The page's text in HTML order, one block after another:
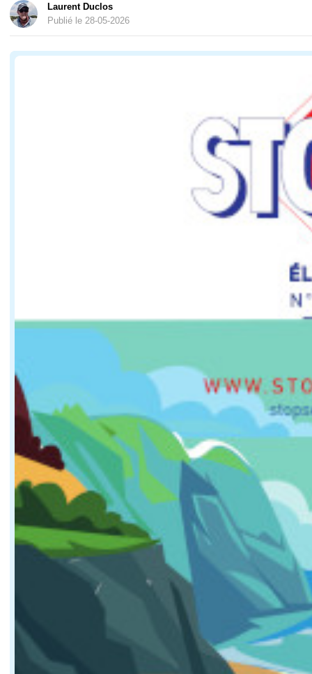
Laurent Duclos
Publié le 28-05-2026